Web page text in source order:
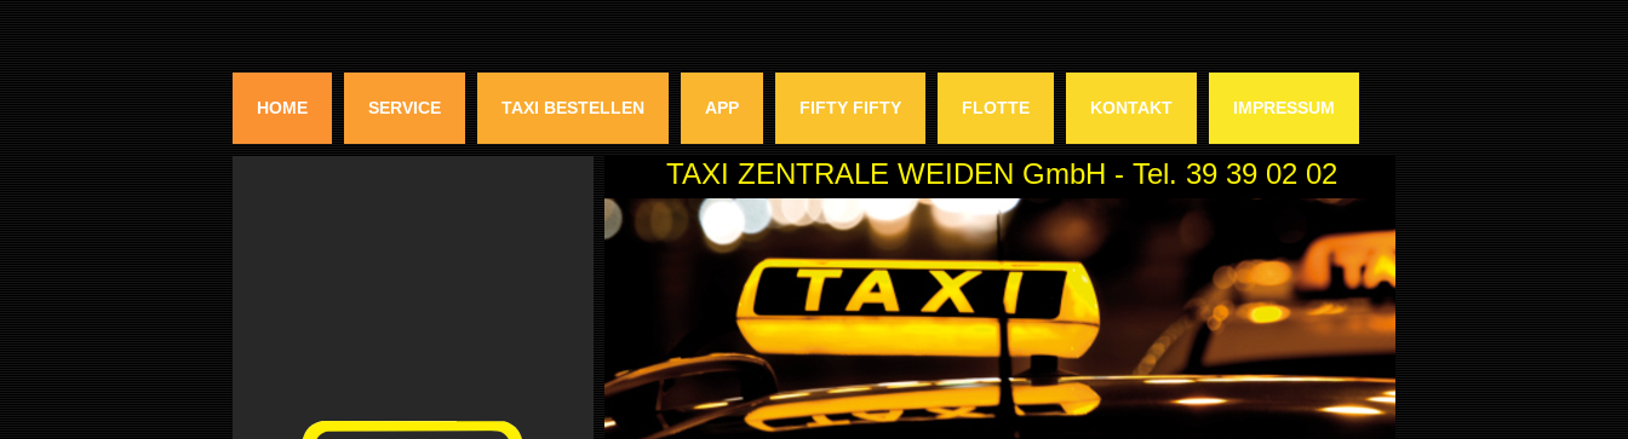
HOME SERVICE TAXI BESTELLEN APP FIFTY FIFTY FLOTTE KONTAKT IMPRESSUM
TAXI ZENTRALE WEIDEN GmbH - Tel. 39 39 02 02